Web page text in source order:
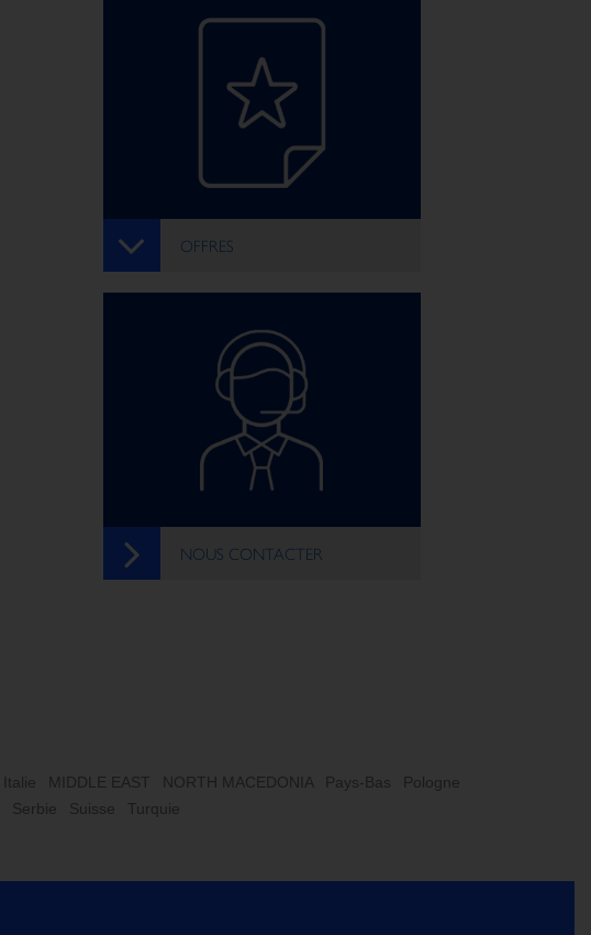
OFFRES
BRAND AWARENESS
NOUS CONTACTER
Italie MIDDLE EAST NORTH MACEDONIA Pays-Bas
Pologne
Serbie Suisse Turquie